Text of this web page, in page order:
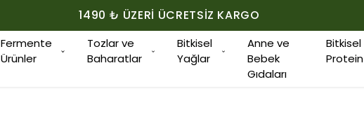
1490 ₺ ÜZERI ÜCRETSIZ KARGO
Fermente
Ürünler
Tozlar ve
Baharatlar
Bitkisel
Yağlar
Anne ve
Bebek
Gıdaları
Bitkisel
Protein